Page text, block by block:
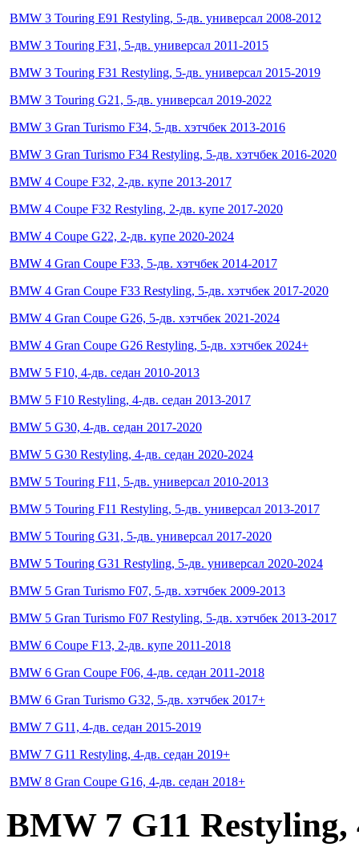
BMW 3 Touring E91 Restyling, 5-дв. универсал 2008-2012
BMW 3 Touring F31, 5-дв. универсал 2011-2015
BMW 3 Touring F31 Restyling, 5-дв. универсал 2015-2019
BMW 3 Touring G21, 5-дв. универсал 2019-2022
BMW 3 Gran Turismo F34, 5-дв. хэтчбек 2013-2016
BMW 3 Gran Turismo F34 Restyling, 5-дв. хэтчбек 2016-2020
BMW 4 Coupe F32, 2-дв. купе 2013-2017
BMW 4 Coupe F32 Restyling, 2-дв. купе 2017-2020
BMW 4 Coupe G22, 2-дв. купе 2020-2024
BMW 4 Gran Coupe F33, 5-дв. хэтчбек 2014-2017
BMW 4 Gran Coupe F33 Restyling, 5-дв. хэтчбек 2017-2020
BMW 4 Gran Coupe G26, 5-дв. хэтчбек 2021-2024
BMW 4 Gran Coupe G26 Restyling, 5-дв. хэтчбек 2024+
BMW 5 F10, 4-дв. седан 2010-2013
BMW 5 F10 Restyling, 4-дв. седан 2013-2017
BMW 5 G30, 4-дв. седан 2017-2020
BMW 5 G30 Restyling, 4-дв. седан 2020-2024
BMW 5 Touring F11, 5-дв. универсал 2010-2013
BMW 5 Touring F11 Restyling, 5-дв. универсал 2013-2017
BMW 5 Touring G31, 5-дв. универсал 2017-2020
BMW 5 Touring G31 Restyling, 5-дв. универсал 2020-2024
BMW 5 Gran Turismo F07, 5-дв. хэтчбек 2009-2013
BMW 5 Gran Turismo F07 Restyling, 5-дв. хэтчбек 2013-2017
BMW 6 Coupe F13, 2-дв. купе 2011-2018
BMW 6 Gran Coupe F06, 4-дв. седан 2011-2018
BMW 6 Gran Turismo G32, 5-дв. хэтчбек 2017+
BMW 7 G11, 4-дв. седан 2015-2019
BMW 7 G11 Restyling, 4-дв. седан 2019+
BMW 8 Gran Coupe G16, 4-дв. седан 2018+
BMW 7 G11 Restyling,